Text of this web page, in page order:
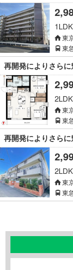
1LDK
東
東
再開発によりさらに
2LDK
東
東
再開発によりさらに
2LDK
東
東